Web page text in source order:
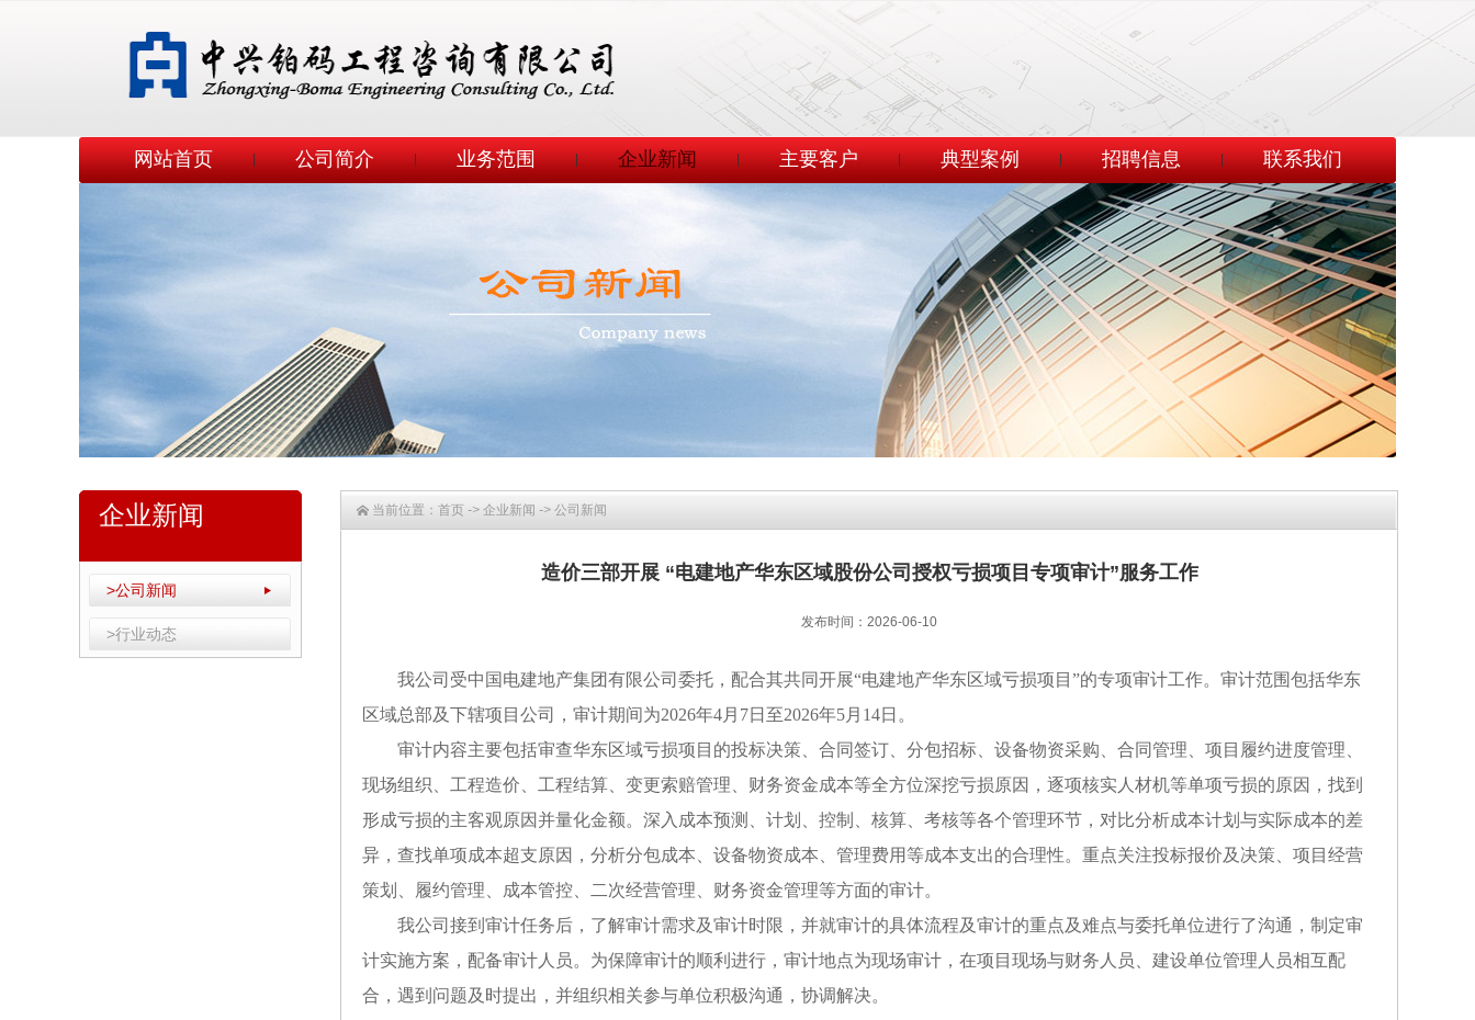
网站首页 公司简介 业务范围 企业新闻 主要客户 典型案例 招聘信息 联系我们
企业新闻
>公司新闻
>行业动态
当前位置： 首页 -> 企业新闻 -> 公司新闻
造价三部开展 “电建地产华东区域股份公司授权亏损项目专项审计”服务工作
发布时间：2026-06-10
我公司受中国电建地产集团有限公司委托，配合其共同开展“电建地产华东区域亏损项目 ”的专项审计工作。审计范围包括华东
区域总部及下辖项目公司，审计期间为2026年4月 7日 至2026年5月 14日 。
审计内容主要包括审查华东区域亏损项目的投标决策、合同签订、分包招标、设备物资采购、合同管理、项目履约进度管理、
现场组织、工程造价、工程结算、变更索赔管理、财务资金成本等全方位深挖亏损原因，逐项核实人材机等单项亏损的原因，找到
形成亏损的主客观原因并量化金额。深入成本预测、计划、控制、核算、考核等各个管理环节，对比分析成本计划与实际成本的差
异，查找单项成本超支原因，分析分包成本、设备物资成本、管理费用等成本支出的合理性。重点关注投标报价及决策、项目经营
策划、履约管理、成本管控、二次经营管理、财务资金管理等方面的审计。
我公司接到审计任务后，了解审计需求及审计时限，并就审计的具体流程及审计的重点及难点与委托单位进行了沟通，制定审
计实施方案，配备审计人员。为保障审计的顺利进行，审计地点为现场审计， 在项目现场与财务人员、建设单位管理人员相互配
合，遇到问题及时提出，并组织相关参与单位积极沟通，协调解决。